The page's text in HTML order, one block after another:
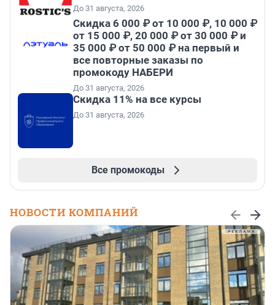
До 31 августа, 2026
Скидка 6 000 ₽ от 10 000 ₽, 10 000 ₽
от 15 000 ₽, 20 000 ₽ от 30 000 ₽ и
35 000 ₽ от 50 000 ₽ на первый и
все повторные заказы по
промокоду НАБЕРИ
До 31 августа, 2026
Скидка 11% на все курсы
До 31 августа, 2026
Все промокоды
НОВОСТИ КОМПАНИЙ